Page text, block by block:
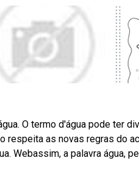
O termo d'água pode ter
respeita as novas regras do
Webassim, a palavra água,